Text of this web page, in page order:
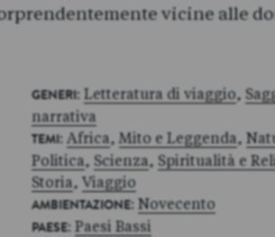
vicine alle
GENERI: Letteratura di viaggio,
narrativa
TEMI: Africa, Mito e Leggenda,
Politica, Scienza, Spiritualità e
Storia, Viaggio
AMBIENTAZIONE: Novecento
PAESE: Paesi Bassi